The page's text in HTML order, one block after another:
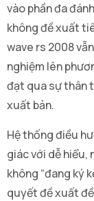
vào phần đa
không đề xuất
wave rs 2008
nghiệm lên
đạt qua sự thân
xuất bản.
Hệ thống điều
giác với dễ hiểu,
không “đang ký
quyết đề xuất